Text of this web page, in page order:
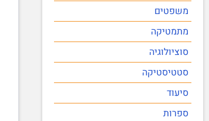
משפטים
מתמטיקה
סוציולוגיה
סטטיסטיקה
סיעוד
ספרות